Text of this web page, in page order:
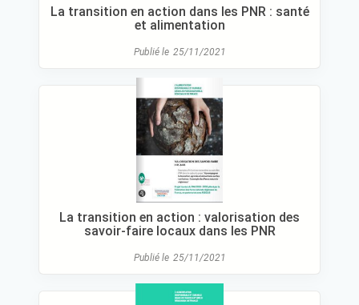
La transition en action dans les PNR : santé
et alimentation
Publié le 25/11/2021
La transition en action : valorisation des
savoir-faire locaux dans les PNR
Publié le 25/11/2021